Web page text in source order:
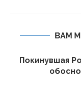
ВАМ
Покинувшая